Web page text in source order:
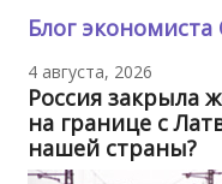
Блог
4 августа, 2026
Россия закрыла
на границе с
нашей страны?